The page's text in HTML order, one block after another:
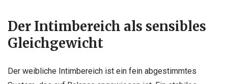
Der Intimbereich als sensibles
Gleichgewicht
Der weibliche Intimbereich ist ein fein abgestimmtes